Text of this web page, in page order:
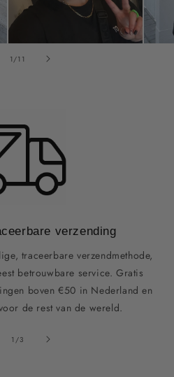
1 /van
11
verzending
traceerbare verzendmethode,
betrouwbare service. Gratis
boven €50 in Nederland en
de rest van de wereld.
1 /van3